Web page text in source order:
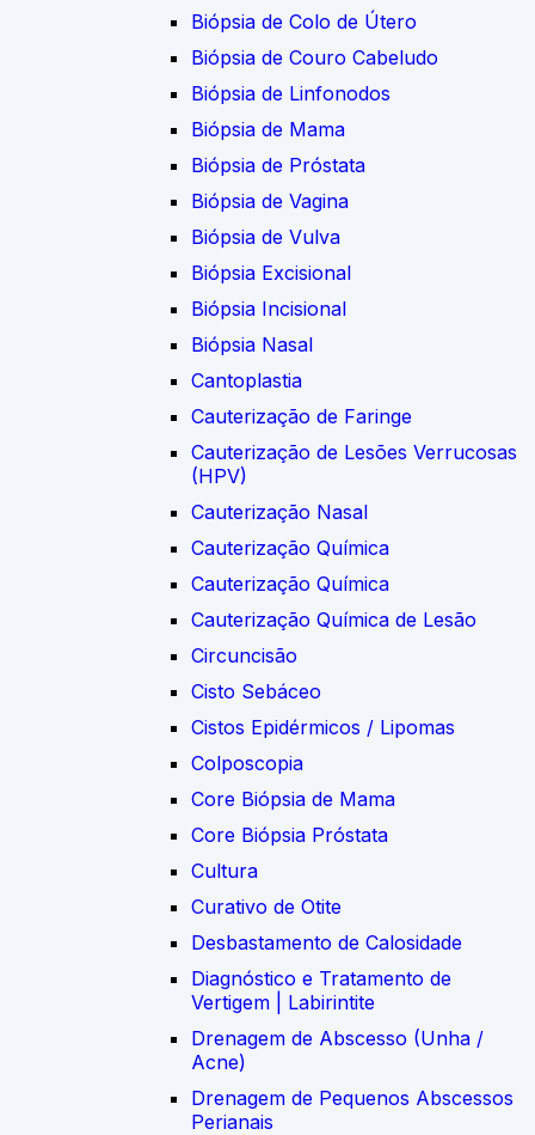
Biópsia de Colo de Útero
Biópsia de Couro Cabeludo
Biópsia de Linfonodos
Biópsia de Mama
Biópsia de Próstata
Biópsia de Vagina
Biópsia de Vulva
Biópsia Excisional
Biópsia Incisional
Biópsia Nasal
Cantoplastia
Cauterização de Faringe
Cauterização de Lesões Verrucosas
(HPV)
Cauterização Nasal
Cauterização Química
Cauterização Química
Cauterização Química de Lesão
Circuncisão
Cisto Sebáceo
Cistos Epidérmicos / Lipomas
Colposcopia
Core Biópsia de Mama
Core Biópsia Próstata
Cultura
Curativo de Otite
Desbastamento de Calosidade
Diagnóstico e Tratamento de
Vertigem | Labirintite
Drenagem de Abscesso (Unha /
Acne)
Drenagem de Pequenos Abscessos
Perianais